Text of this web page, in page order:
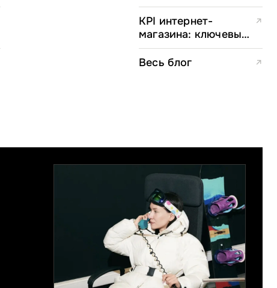
commerce
директоров
в 2026 году:
пошаговая стратегия
KPI интернет-
магазина: ключевые
показатели
эффективности
↗
Весь блог ↗